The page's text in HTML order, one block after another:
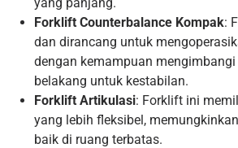
Forklift Counterbalance Kompak:
dan dirancang untuk
dengan kemampuan
belakang untuk kestabilan.
Forklift Artikulasi: Forklift ini
yang lebih fleksibel,
baik di ruang terbatas.